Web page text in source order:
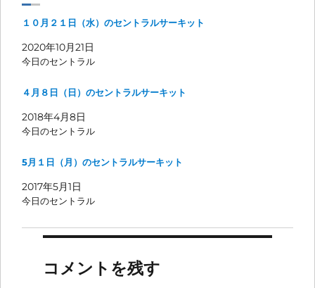
１０月２１日（水）のセントラルサーキット
2020年10月21日
今日のセントラル
４月８日（日）のセントラルサーキット
2018年4月8日
今日のセントラル
5月１日（月）のセントラルサーキット
2017年5月1日
今日のセントラル
コメントを残す